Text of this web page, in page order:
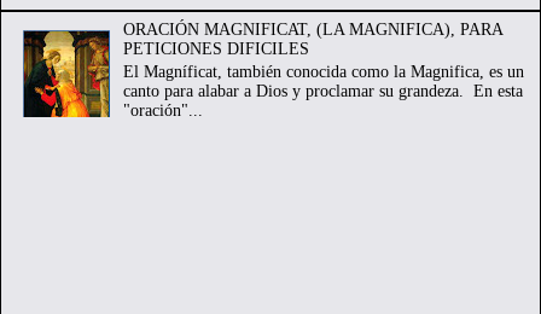
ORACIÓN MAGNIFICAT, (LA MAGNIFICA), PARA
PETICIONES DIFICILES
El Magníficat, también conocida como la Magnifica, es un
canto para alabar a Dios y proclamar su grandeza. En esta
"oración"...